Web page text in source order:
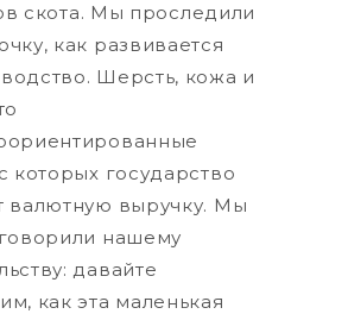
скота. Мы проследили
как развивается
Шерсть, кожа и
которых государство
валютную выручку. Мы
нашему
давайте
как эта маленькая